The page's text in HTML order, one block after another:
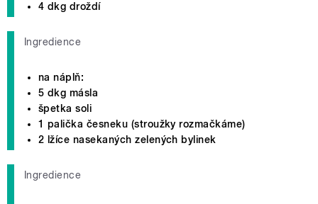
4 dkg droždí
Ingredience
na náplň:
5 dkg másla
špetka soli
1 palička česneku (stroužky rozmačkáme)
2 lžíce nasekaných zelených bylinek
Ingredience